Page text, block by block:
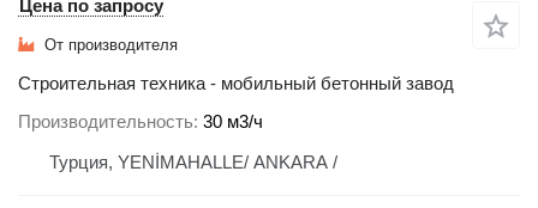
Цена по запросу
От производителя
Строительная техника - мобильный бетонный завод
Производительность 30 м3/ч
Турция, YENİMAHALLE/ ANKARA /